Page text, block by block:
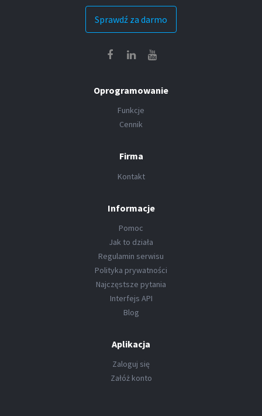
Sprawdź za darmo
Oprogramowanie
Funkcje
Cennik
Firma
Kontakt
Informacje
Pomoc
Jak to działa
Regulamin serwisu
Polityka prywatności
Najczęstsze pytania
Interfejs API
Blog
Aplikacja
Zaloguj się
Załóż konto